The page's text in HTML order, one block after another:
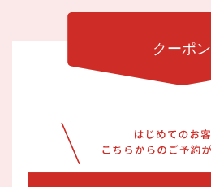
クーポン